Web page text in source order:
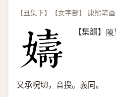
【丑集下】【女字部】 康熙笔
【集韻】 𨻰
又承呪切，音授。義同。